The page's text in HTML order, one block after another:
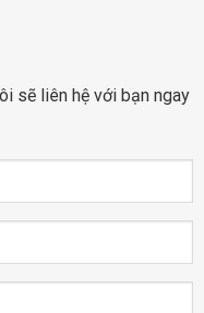
sẽ liên hệ với bạn ngay